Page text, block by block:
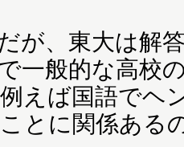
が、東大は解
一般的な高校
えば国語でヘ
とに関係ある